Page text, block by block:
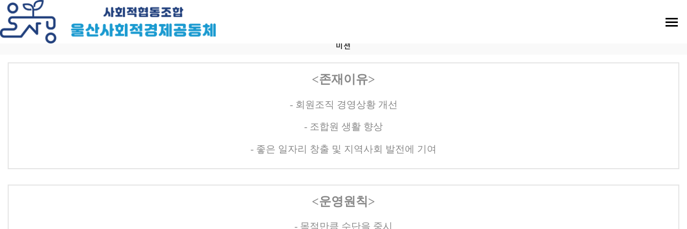
미션
<존재이유>
- 회원조직 경영상황 개선
- 조합원 생활 향상
- 좋은 일자리 창출 및 지역사회 발전에 기여
<운영원칙 >
- 목적만큼 수단을 중시